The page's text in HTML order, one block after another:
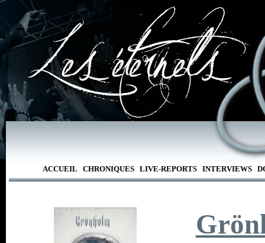
ACCUEIL CHRONIQUES LIVE-REPORTS INTERVIEWS